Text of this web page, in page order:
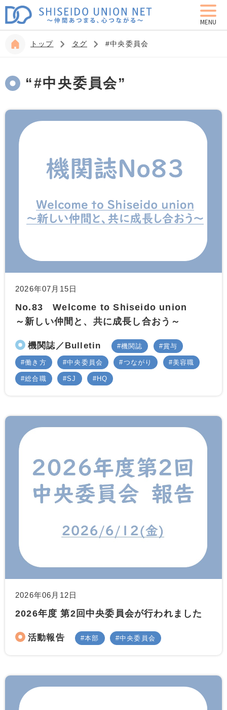
MENU
トップ タグ #中央委員会
“#中央委員会”
2026年07月15日
No.83 Welcome to Shiseido union
～新しい仲間と、共に成長し合おう～
機関誌／Bulletin 機関誌 賞与
働き方 中央委員会 つながり 美容職
総合職 SJ HQ
2026年06月12日
2026年度 第2回中央委員会が行われました
活動報告 本部 中央委員会